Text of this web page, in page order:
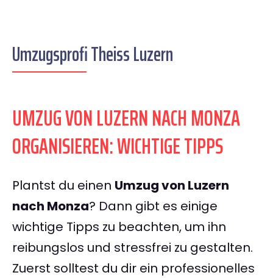
Umzugsprofi Theiss Luzern
UMZUG VON LUZERN NACH MONZA
ORGANISIEREN: WICHTIGE TIPPS
Plantst du einen Umzug von Luzern
nach Monza? Dann gibt es einige
wichtige Tipps zu beachten, um ihn
reibungslos und stressfrei zu gestalten.
Zuerst solltest du dir ein professionelles